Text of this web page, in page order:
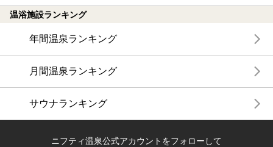
温浴施設ランキング
年間温泉ランキング
月間温泉ランキング
サウナランキング
ニフティ温泉公式アカウントをフォローして